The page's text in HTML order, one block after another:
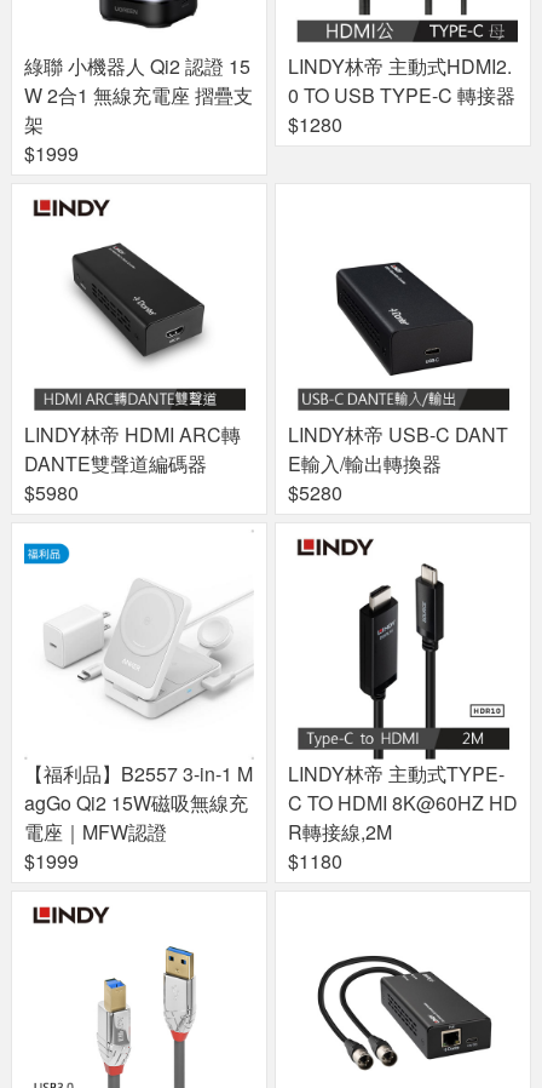
綠聯 小機器人 Qi2 認證 15
W 2合1 無線充電座 摺疊支
架
$1999
LINDY林帝 主動式HDMI2.
0 TO USB TYPE-C 轉接器
$1280
LINDY林帝 HDMI ARC轉
DANTE雙聲道編碼器
$5980
LINDY林帝 USB-C DANT
E輸入/輸出轉換器
$5280
【福利品】B2557 3-in-1 M
agGo Qi2 15W磁吸無線充
電座｜MFW認證
$1999
LINDY林帝 主動式TYPE-
C TO HDMI 8K@60HZ HD
R轉接線,2M
$1180